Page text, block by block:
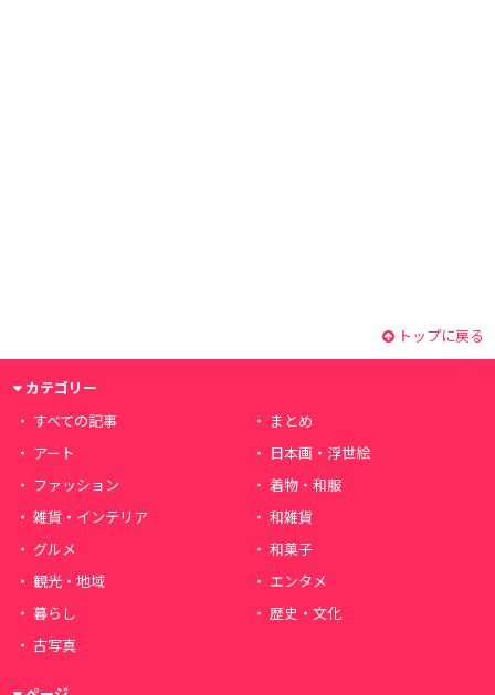
トップに戻る
カテゴリー
すべての記事
まとめ
アート
日本画・浮世絵
ファッション
着物・和服
雑貨・インテリア
和雑貨
グルメ
和菓子
観光・地域
エンタメ
暮らし
歴史・文化
古写真